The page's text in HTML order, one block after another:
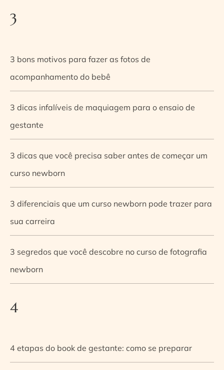
3
3 bons motivos para fazer as fotos de
acompanhamento do bebê
3 dicas infalíveis de maquiagem para o ensaio de
gestante
3 dicas que você precisa saber antes de começar um
curso newborn
3 diferenciais que um curso newborn pode trazer para
sua carreira
3 segredos que você descobre no curso de fotografia
newborn
4
4 etapas do book de gestante: como se preparar